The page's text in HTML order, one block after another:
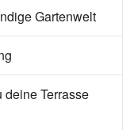
Gartenwelt
Terrasse